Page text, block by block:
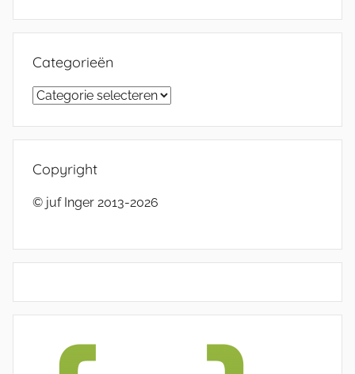
Categorieën
Categorieën
Copyright
© juf Inger 2013-2026